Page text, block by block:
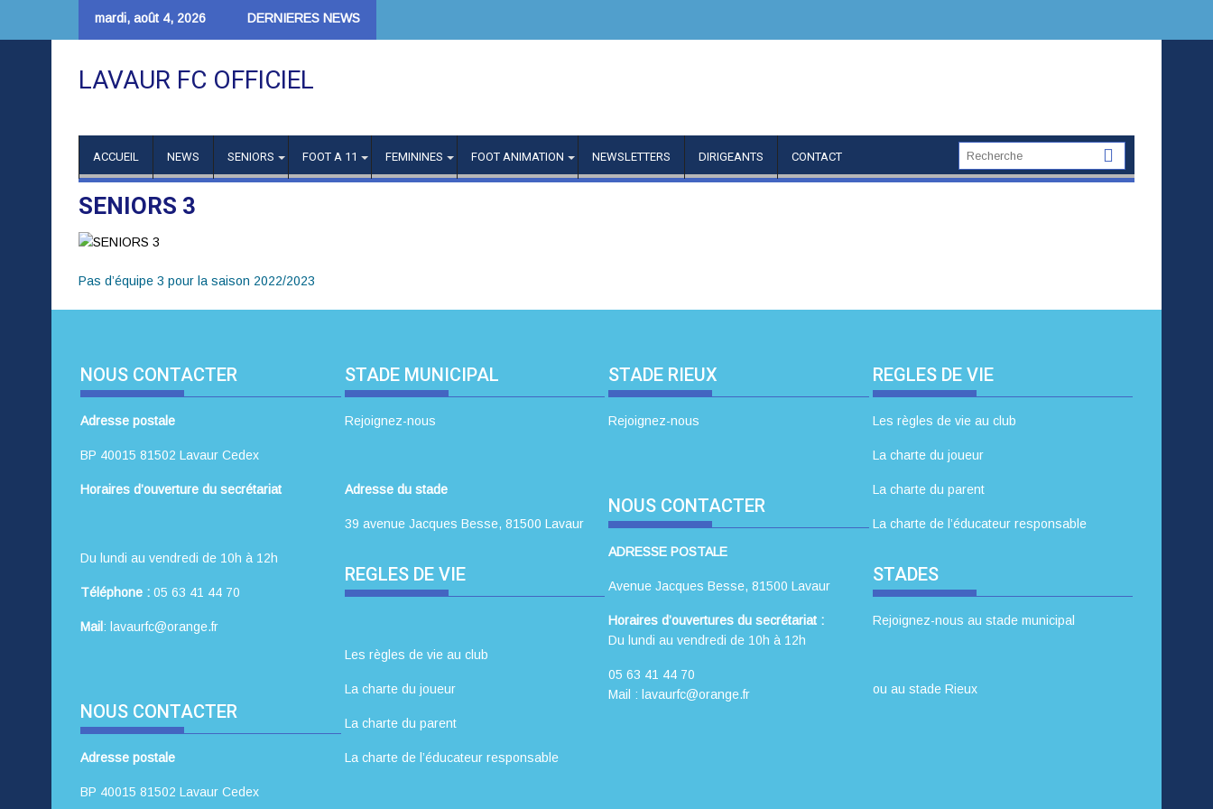
mardi, août 4, 2026 DERNIERES NEWS
LAVAUR FC OFFICIEL
ACCUEIL NEWS SENIORS FOOT A 11 FEMININES FOOT ANIMATION NEWSLETTERS DIRIGEANTS CONTACT
SENIORS 3
Pas d’équipe 3 pour la saison 2022/2023
NOUS CONTACTER
Adresse postale
BP 40015 81502 Lavaur Cedex
Horaires d’ouverture du secrétariat
Du lundi au vendredi de 10h à 12h
Téléphone : 05 63 41 44 70
Mail: lavaurfc@orange.fr
NOUS CONTACTER
Adresse postale
BP 40015 81502 Lavaur Cedex
STADE MUNICIPAL
Rejoignez-nous
Adresse du stade
39 avenue Jacques Besse, 81500 Lavaur
REGLES DE VIE
Les règles de vie au club
La charte du joueur
La charte du parent
La charte de l’éducateur responsable
STADE RIEUX
Rejoignez-nous
NOUS CONTACTER
ADRESSE POSTALE
Avenue Jacques Besse, 81500 Lavaur
Horaires d’ouvertures du secrétariat :
Du lundi au vendredi de 10h à 12h
05 63 41 44 70
Mail : lavaurfc@orange.fr
REGLES DE VIE
Les règles de vie au club
La charte du joueur
La charte du parent
La charte de l’éducateur responsable
STADES
Rejoignez-nous au stade municipal
ou au stade Rieux